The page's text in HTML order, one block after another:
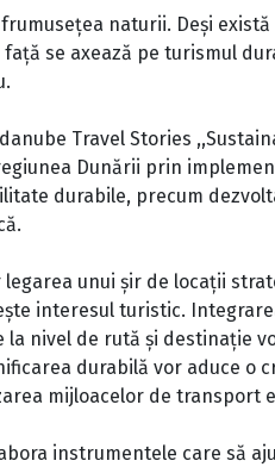
naturii. Deși
se axează pe turismul
Travel Stories
Dunării prin
durabile, precum
unui șir de locații
interesul turistic.
nivel de rută și destinație
durabilă vor aduce o
mijloacelor de transport
instrumentele care să